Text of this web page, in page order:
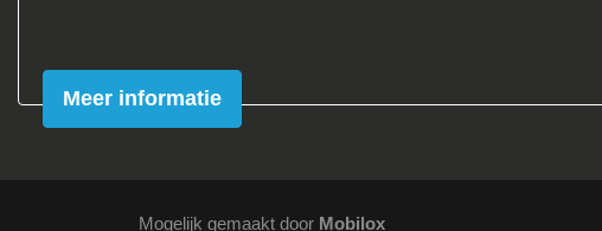
Zij airbag(s) achter
Zij airbag(s) voor
✅ Strakke uitstraling en dynamische rijeigenschappen
✅ Bomvol opties en compleet uitgevoerd
Meer informatie
Mogelijk gemaakt door Mobilox